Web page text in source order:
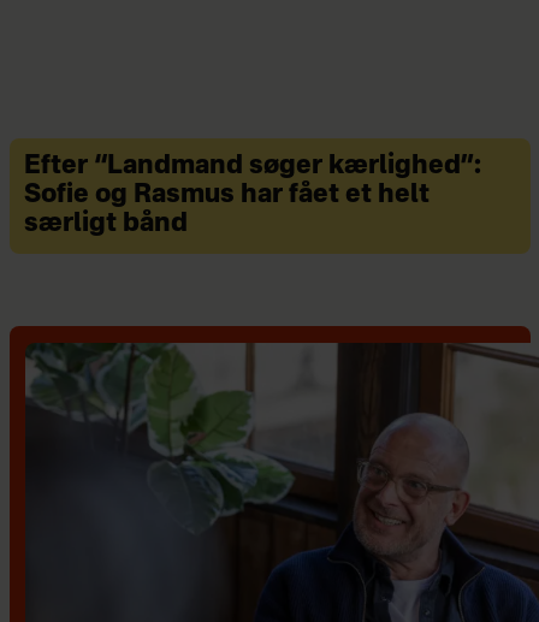
Efter “Landmand søger kærlighed”:
Sofie og Rasmus har fået et helt
særligt bånd